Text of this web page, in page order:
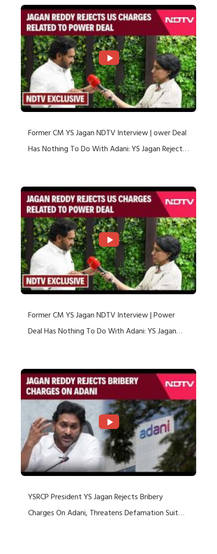
Former CM YS Jagan NDTV Interview | ower Deal
Has Nothing To Do With Adani: YS Jagan Rejects
Former CM YS Jagan NDTV Interview | Power
Deal Has Nothing To Do With Adani: YS Jagan
YSRCP President YS Jagan Rejects Bribery
Charges On Adani, Threatens Defamation Suit